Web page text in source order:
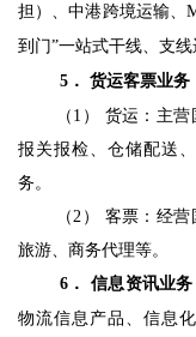
担）、中港跨境运输、
到门”一站式干线、支
5 ． 货运客票业务
（ 1 ） 货运：主营
报关报检、仓储配送
务。
（ 2 ） 客票：经
旅游、商务代理等。
6 ． 信息资讯业务
物流信息产品、信息